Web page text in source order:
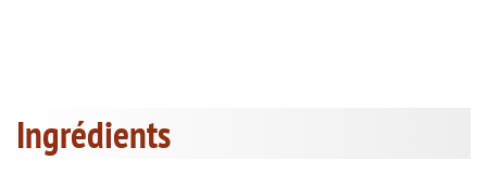
Ingrédients